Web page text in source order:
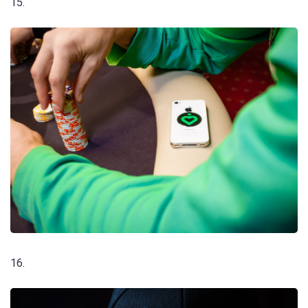
16.